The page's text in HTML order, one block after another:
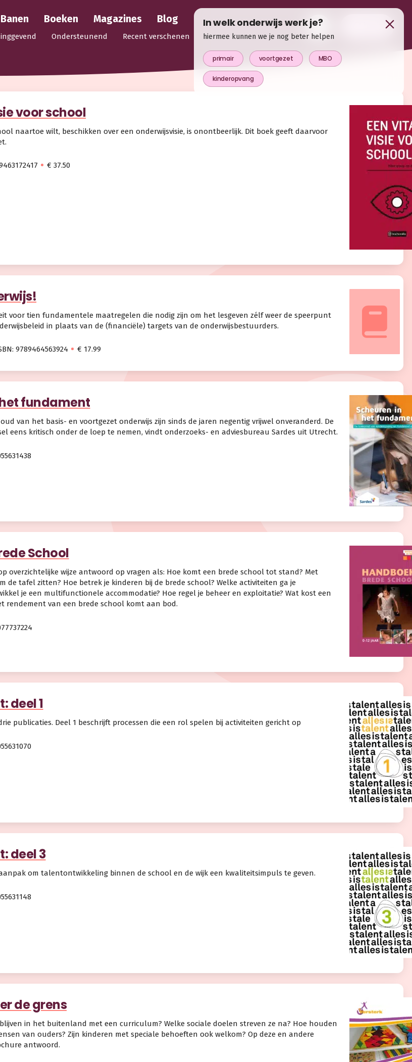
Banen Boeken Magazines Blog
Ondersteunend Recent verschenen
voor school
naartoe wilt, beschikken over een onderwijsvisie, is onontbeerlijk. Dit boek geeft daarvoor
€ 37.50
voor tien fundamentele maatregelen die nodig zijn om het lesgeven zélf weer de speerpunt
in plaats van de (financiële) targets van de onderwijsbestuurders.
9789464563924 € 17.99
fundament
van het basis- en voortgezet onderwijs zijn sinds de jaren negentig vrijwel onveranderd. De
eens kritisch onder de loep te nemen, vindt onderzoeks- en adviesbureau Sardes uit Utrecht.
School
overzichtelijke wijze antwoord op vragen als: Hoe komt een brede school tot stand? Met
de tafel zitten? Hoe betrek je kinderen bij de brede school? Welke activiteiten ga je
je een multifunctionele accommodatie? Hoe regel je beheer en exploitatie? Wat kost een
rendement van een brede school komt aan bod.
deel 1
publicaties. Deel 1 beschrijft processen die een rol spelen bij activiteiten gericht op
deel 3
om talentontwikkeling binnen de school en de wijk een kwaliteitsimpuls te geven.
de grens
in het buitenland met een curriculum? Welke sociale doelen streven ze na? Hoe houden
van ouders? Zijn kinderen met speciale behoeften ook welkom? Op deze en andere
antwoord.
In welk onderwijs werk je?
hiermee kunnen we je nog beter helpen
primair voortgezet MBO
kinderopvang